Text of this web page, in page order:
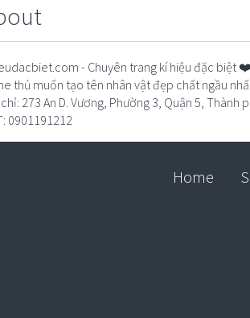
- Chuyên trang kí hiệu đặc
thủ muốn tạo tên nhân vật đẹp chất ngầu
273 An D. Vương, Phường 3, Quận 5, Thành
0901191212
Home